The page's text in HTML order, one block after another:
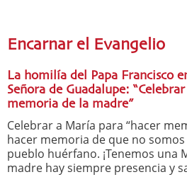
Encarnar el Evangelio
La homilía del Papa Francisco
Señora de Guadalupe:
memoria de la madre”
Celebrar a María para “hacer
hacer memoria de que no
pueblo huérfano. ¡Tenemos una
madre hay siempre presencia y